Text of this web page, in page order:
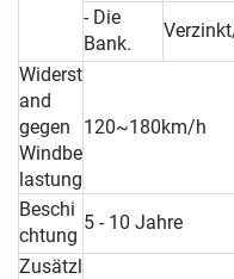
- Die
Bank.
Widerst
and
gegen
Windbe
lastung
120~180km/h
Beschi
chtung
5 - 10 Jahre
Zusätzl